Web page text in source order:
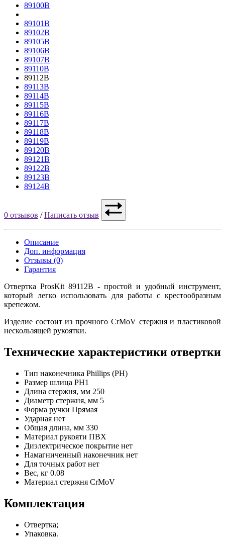
89100B
89101B
89102B
89105B
89106B
89107B
89110B
89112B
89113B
89114B
89115B
89116B
89117B
89118B
89119B
89120B
89121B
89122B
89123B
89124B
0 отзывов /Написать отзыв
Описание
Доп. информация
Отзывы (0)
Гарантия
Отвертка ProsKit 89112B - простой и удобный инструмент,
который легко использовать для работы с крестообразным
крепежом.
Изделие состоит из прочного CrMoV стержня и пластиковой
нескользящей рукоятки.
Технические характеристики отвертки
Тип наконечника Phillips (PH)
Размер шлица PH1
Длина стержня, мм 250
Диаметр стержня, мм 5
Форма ручки Прямая
Ударная нет
Общая длина, мм 330
Материал рукояти ПВХ
Диэлектрическое покрытие нет
Намагниченный наконечник нет
Для точных работ нет
Вес, кг 0.08
Материал стержня CrMoV
Комплектация
Отвертка;
Упаковка.